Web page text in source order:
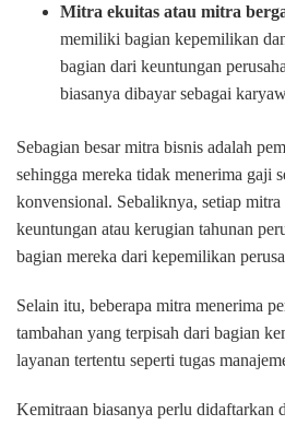
Mitra ekuitas atau mitra
memiliki bagian kepemilikan
bagian dari keuntungan
biasanya dibayar sebagai
Sebagian besar mitra bisnis adalah
sehingga mereka tidak menerima gaji
konvensional. Sebaliknya, setiap
keuntungan atau kerugian tahunan
bagian mereka dari kepemilikan
Selain itu, beberapa mitra menerima
tambahan yang terpisah dari bagian
layanan tertentu seperti tugas
Kemitraan biasanya perlu didaftarkan